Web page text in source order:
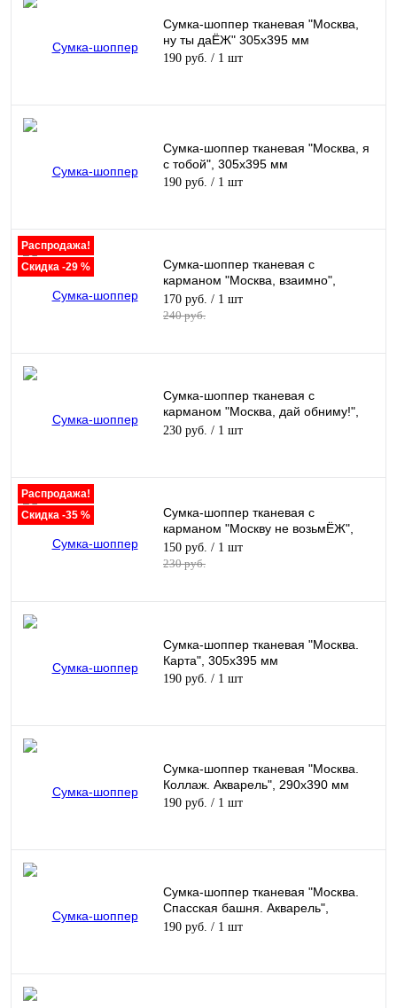
Сумка-шоппер тканевая "Москва,
ну ты даЁЖ" 305х395 мм
190 руб. / 1 шт
Сумка-шоппер тканевая "Москва, я
с тобой", 305х395 мм
190 руб. / 1 шт
Распродажа!
Скидка -29 %
Сумка-шоппер тканевая с
карманом "Москва, взаимно",
черная, 305х395 мм
170 руб. / 1 шт
240 руб.
Сумка-шоппер тканевая с
карманом "Москва, дай обниму!",
черная, 305х395 мм
230 руб. / 1 шт
Распродажа!
Скидка -35 %
Сумка-шоппер тканевая с
карманом "Москву не возьмЁЖ",
черная, 305х395 мм
150 руб. / 1 шт
230 руб.
Сумка-шоппер тканевая "Москва.
Карта", 305х395 мм
190 руб. / 1 шт
Сумка-шоппер тканевая "Москва.
Коллаж. Акварель", 290х390 мм
190 руб. / 1 шт
Сумка-шоппер тканевая "Москва.
Спасская башня. Акварель",
290х390 мм
190 руб. / 1 шт